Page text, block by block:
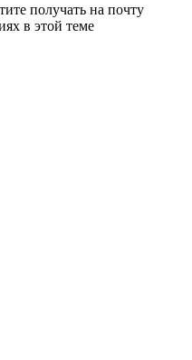
получать на почту
в этой теме